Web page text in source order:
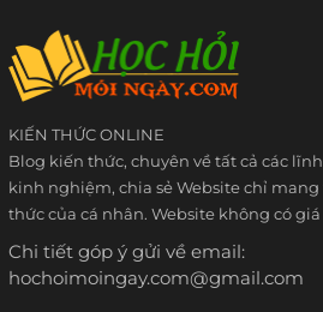
KIẾN THỨC ONLINE
Blog kiến thức, chuyên về tất cả các
kinh nghiệm, chia sẻ Website chỉ
thức của cá nhân. Website không có
Chi tiết góp ý gửi về email:
hochoimoingay.com@gmail.com